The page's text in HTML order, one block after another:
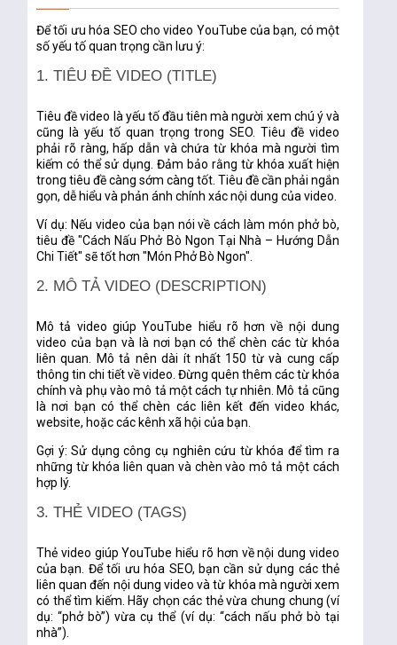
Để tối ưu hóa SEO cho video YouTube của bạn, có một
số yếu tố quan trọng cần lưu ý:
1. TIÊU ĐỀ VIDEO (TITLE)
Tiêu đề video là yếu tố đầu tiên mà người xem chú ý và
cũng là yếu tố quan trọng trong SEO. Tiêu đề video
phải rõ ràng, hấp dẫn và chứa từ khóa mà người tìm
kiếm có thể sử dụng. Đảm bảo rằng từ khóa xuất hiện
trong tiêu đề càng sớm càng tốt. Tiêu đề cần phải ngắn
gọn, dễ hiểu và phản ánh chính xác nội dung của video.
Ví dụ: Nếu video của bạn nói về cách làm món phở bò,
tiêu đề "Cách Nấu Phở Bò Ngon Tại Nhà – Hướng Dẫn
Chi Tiết" sẽ tốt hơn "Món Phở Bò Ngon".
2. MÔ TẢ VIDEO (DESCRIPTION)
Mô tả video giúp YouTube hiểu rõ hơn về nội dung
video của bạn và là nơi bạn có thể chèn các từ khóa
liên quan. Mô tả nên dài ít nhất 150 từ và cung cấp
thông tin chi tiết về video. Đừng quên thêm các từ khóa
chính và phụ vào mô tả một cách tự nhiên. Mô tả cũng
là nơi bạn có thể chèn các liên kết đến video khác,
website, hoặc các kênh xã hội của bạn.
Gợi ý: Sử dụng công cụ nghiên cứu từ khóa để tìm ra
những từ khóa liên quan và chèn vào mô tả một cách
hợp lý.
3. THẺ VIDEO (TAGS)
Thẻ video giúp YouTube hiểu rõ hơn về nội dung video
của bạn. Để tối ưu hóa SEO, bạn cần sử dụng các thẻ
liên quan đến nội dung video và từ khóa mà người xem
có thể tìm kiếm. Hãy chọn các thẻ vừa chung chung (ví
dụ: “phở bò”) vừa cụ thể (ví dụ: “cách nấu phở bò tại
nhà”).